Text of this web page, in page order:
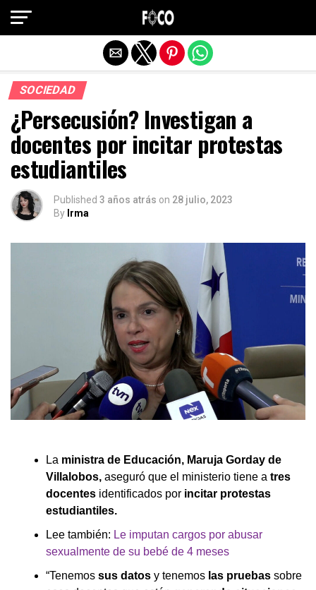
SOCIEDAD
¿Persecusión? Investigan a
docentes por incitar protestas
estudiantiles
Published 3 años atrás on 28 julio, 2023
By Irma
La ministra de Educación, Maruja Gorday de
Villalobos, aseguró que el ministerio tiene a tres
docentes identificados por incitar protestas
estudiantiles.
Lee también: Le imputan cargos por abusar
sexualmente de su bebé de 4 meses
“Tenemos sus datos y tenemos las pruebas sobre
Salir de la versión móvil